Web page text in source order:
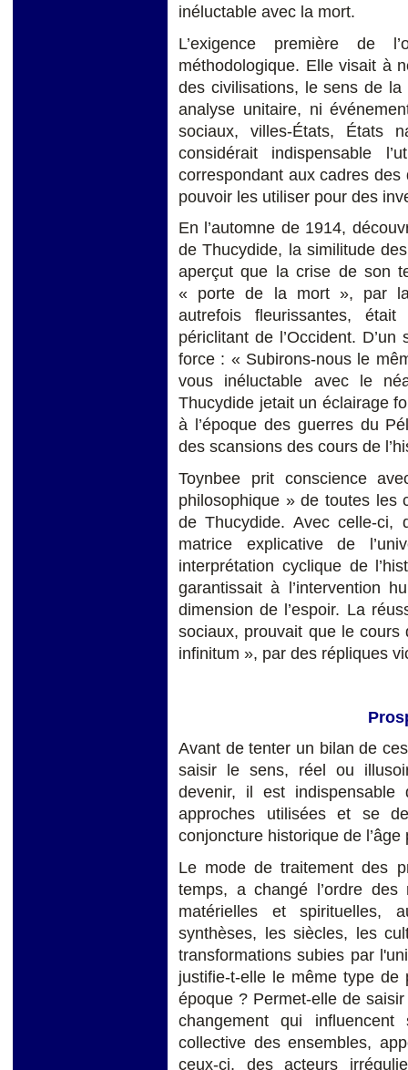
inéluctable avec la mort.
L’exigence première de
méthodologique. Elle visait à
des civilisations, le sens de
analyse unitaire, ni
sociaux, villes-États, États
considérait indispensable
correspondant aux cadres
pouvoir les utiliser pour des
En l’automne de 1914,
de Thucydide, la similitude
aperçut que la crise de son
« porte de la mort », par
autrefois fleurissantes,
périclitant de l’Occident.
force : « Subirons-nous le
vous inéluctable avec le
Thucydide jetait un éclairage
à l’époque des guerres du
des scansions des cours de
Toynbee prit conscience
philosophique » de toutes les
de Thucydide. Avec celle-ci,
matrice explicative de
interprétation cyclique de
garantissait à l’intervention
dimension de l’espoir. La
sociaux, prouvait que le cours
infinitum », par des répliques
Avant de tenter un bilan de
saisir le sens, réel ou
devenir, il est
approches utilisées et se
conjoncture historique de l’âge
Le mode de traitement des
temps, a changé l’ordre
matérielles et spirituelles,
synthèses, les siècles, les
transformations subies par
justifie-t-elle le même type
époque ? Permet-elle de
changement qui influencent
collective des ensembles,
ceux-ci, des acteurs